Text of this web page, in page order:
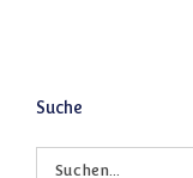
Suche